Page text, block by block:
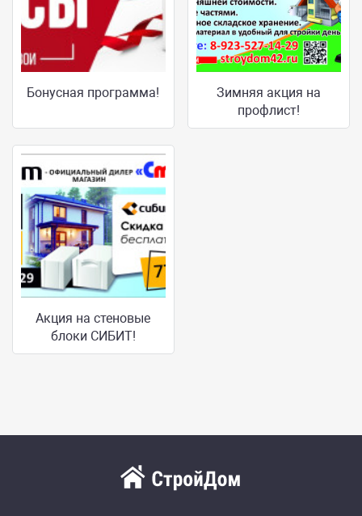
Бонусная программа!
Зимняя акция на
профлист!
Акция на стеновые
блоки СИБИТ!